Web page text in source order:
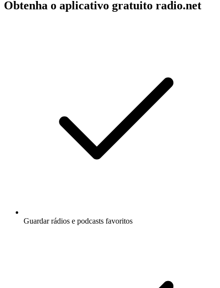
Obtenha o aplicativo gratuito radio.net
Guardar rádios e podcasts favoritos